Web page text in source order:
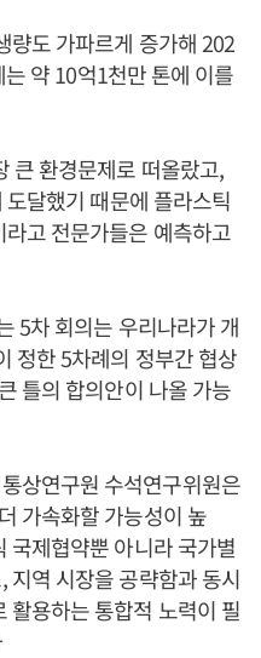
량도 가파르게 증가해 202
약 10억1천만 톤에 이를
큰 환경문제로 떠올랐고,
달했기 때문에 플라스틱
고 전문가들은 예측하고
5차 회의는 우리나라가 개
정한 5차례의 정부간 협상
틀의 합의안이 나올 가능
상연구원 수석연구위원은
가속화할 가능성이 높
제협약뿐 아니라 국가별
지역 시장을 공략함과 동시
활용하는 통합적 노력이 필